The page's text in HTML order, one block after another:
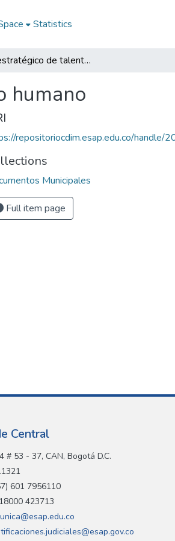
Statistics
Plan estratégico de talento humano
humano
repositoriocdim.esap.edu.co/
Municipales
Full item page
Central
# 53 - 37, CAN, Bogotá D.C.
601 7956110
423713